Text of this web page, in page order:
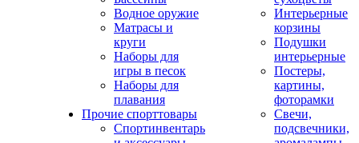
Водное оружие
Матрасы и
круги
Наборы для
игры в песок
Наборы для
плавания
Прочие спорттовары
Спортинвентарь
Интерьерные
корзины
Подушки
интерьерные
Постеры,
картины,
фоторамки
Свечи,
подсвечники,